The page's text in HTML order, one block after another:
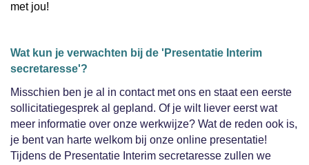
met jou!
Wat kun je verwachten bij de 'Presentatie Interim
secretaresse'?
Misschien ben je al in contact met ons en staat een eerste
sollicitatiegesprek al gepland. Of je wilt liever eerst wat
meer informatie over onze werkwijze? Wat de reden ook is,
je bent van harte welkom bij onze online presentatie!
Tijdens de Presentatie Interim secretaresse zullen we